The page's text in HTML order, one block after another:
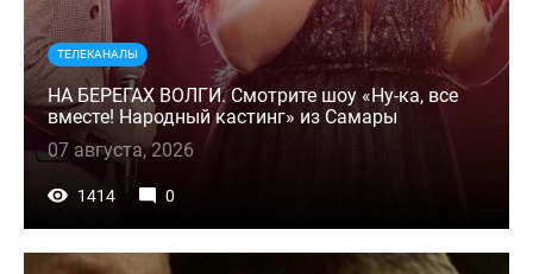
ТЕЛЕКАНАЛЫ
НА БЕРЕГАХ ВОЛГИ. Смотрите шоу «Ну-ка, все
вместе! Народный кастинг» из Самары
07 августа, 2026
1414 0